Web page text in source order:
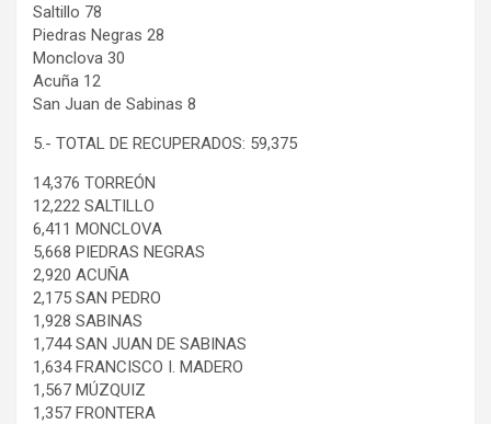
Saltillo 78
Piedras Negras 28
Monclova 30
Acuña 12
San Juan de Sabinas 8
5.- TOTAL DE RECUPERADOS: 59,375
14,376 TORREÓN
12,222 SALTILLO
6,411 MONCLOVA
5,668 PIEDRAS NEGRAS
2,920 ACUÑA
2,175 SAN PEDRO
1,928 SABINAS
1,744 SAN JUAN DE SABINAS
1,634 FRANCISCO I. MADERO
1,567 MÚZQUIZ
1,357 FRONTERA